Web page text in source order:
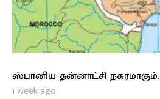
ஸ்பானிய தன்னாட்சி நகரமாகும்.
1 week ago